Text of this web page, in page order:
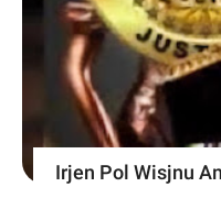
Irjen Pol Wisjnu